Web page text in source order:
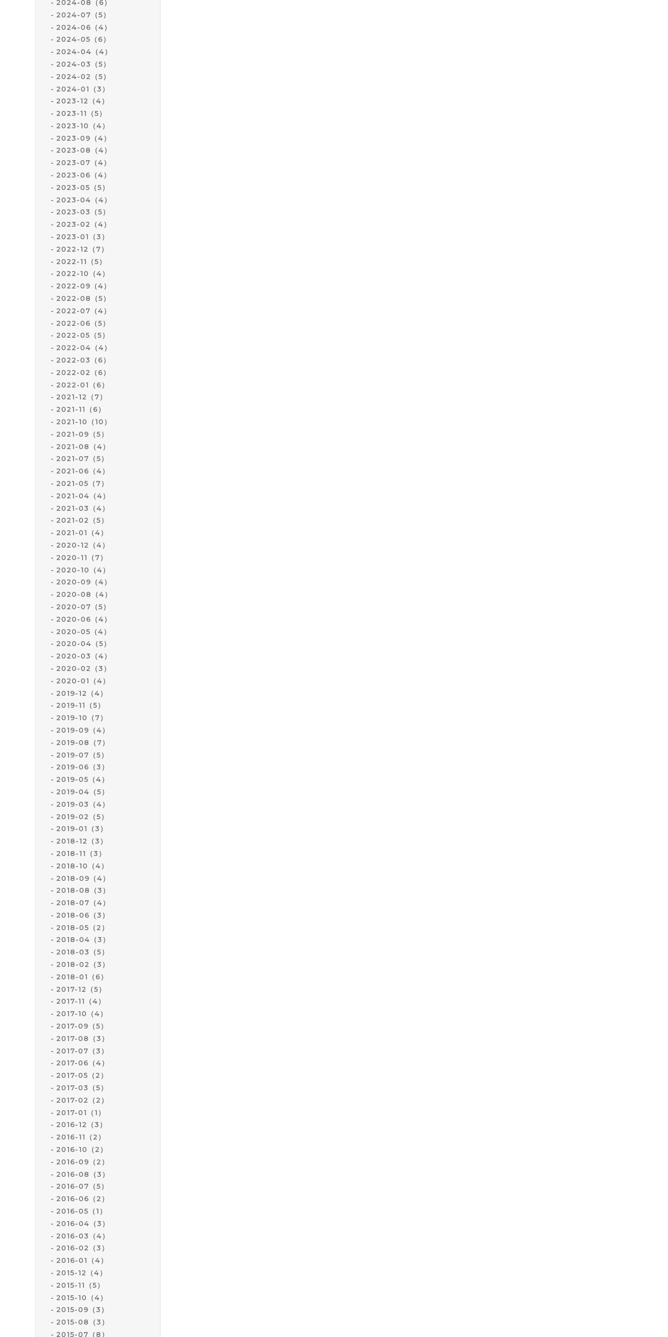
2024-08（6）
2024-07（5）
2024-06（4）
2024-05（6）
2024-04（4）
2024-03（5）
2024-02（5）
2024-01（3）
2023-12（4）
2023-11（5）
2023-10（4）
2023-09（4）
2023-08（4）
2023-07（4）
2023-06（4）
2023-05（5）
2023-04（4）
2023-03（5）
2023-02（4）
2023-01（3）
2022-12（7）
2022-11（5）
2022-10（4）
2022-09（4）
2022-08（5）
2022-07（4）
2022-06（5）
2022-05（5）
2022-04（4）
2022-03（6）
2022-02（6）
2022-01（6）
2021-12（7）
2021-11（6）
2021-10（10）
2021-09（5）
2021-08（4）
2021-07（5）
2021-06（4）
2021-05（7）
2021-04（4）
2021-03（4）
2021-02（5）
2021-01（4）
2020-12（4）
2020-11（7）
2020-10（4）
2020-09（4）
2020-08（4）
2020-07（5）
2020-06（4）
2020-05（4）
2020-04（5）
2020-03（4）
2020-02（3）
2020-01（4）
2019-12（4）
2019-11（5）
2019-10（7）
2019-09（4）
2019-08（7）
2019-07（5）
2019-06（3）
2019-05（4）
2019-04（5）
2019-03（4）
2019-02（5）
2019-01（3）
2018-12（3）
2018-11（3）
2018-10（4）
2018-09（4）
2018-08（3）
2018-07（4）
2018-06（3）
2018-05（2）
2018-04（3）
2018-03（5）
2018-02（3）
2018-01（6）
2017-12（5）
2017-11（4）
2017-10（4）
2017-09（5）
2017-08（3）
2017-07（3）
2017-06（4）
2017-05（2）
2017-03（5）
2017-02（2）
2017-01（1）
2016-12（3）
2016-11（2）
2016-10（2）
2016-09（2）
2016-08（3）
2016-07（5）
2016-06（2）
2016-05（1）
2016-04（3）
2016-03（4）
2016-02（3）
2016-01（4）
2015-12（4）
2015-11（5）
2015-10（4）
2015-09（3）
2015-08（3）
2015-07（8）